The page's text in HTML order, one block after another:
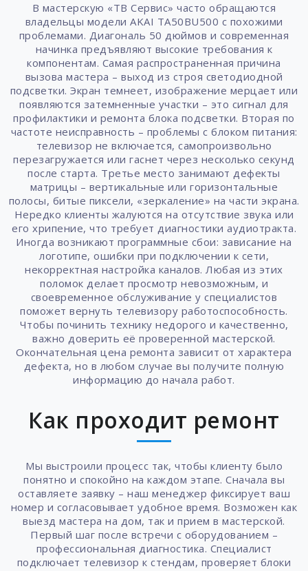
В мастерскую «ТВ Сервис» часто обращаются
владельцы модели AKAI TA50BU500 с похожими
проблемами. Диагональ 50 дюймов и современная
начинка предъявляют высокие требования к
компонентам. Самая распространенная причина
вызова мастера – выход из строя светодиодной
подсветки. Экран темнеет, изображение мерцает или
появляются затемненные участки – это сигнал для
профилактики и ремонта блока подсветки. Вторая по
частоте неисправность – проблемы с блоком питания:
телевизор не включается, самопроизвольно
перезагружается или гаснет через несколько секунд
после старта. Третье место занимают дефекты
матрицы – вертикальные или горизонтальные
полосы, битые пиксели, «зеркаление» на части экрана.
Нередко клиенты жалуются на отсутствие звука или
его хрипение, что требует диагностики аудиотракта.
Иногда возникают программные сбои: зависание на
логотипе, ошибки при подключении к сети,
некорректная настройка каналов. Любая из этих
поломок делает просмотр невозможным, и
своевременное обслуживание у специалистов
поможет вернуть телевизору работоспособность.
Чтобы починить технику недорого и качественно,
важно доверить её проверенной мастерской.
Окончательная цена ремонта зависит от характера
дефекта, но в любом случае вы получите полную
информацию до начала работ.
Как проходит ремонт
Мы выстроили процесс так, чтобы клиенту было
понятно и спокойно на каждом этапе. Сначала вы
оставляете заявку – наш менеджер фиксирует ваш
номер и согласовывает удобное время. Возможен как
выезд мастера на дом, так и прием в мастерской.
Первый шаг после встречи с оборудованием –
профессиональная диагностика. Специалист
подключает телевизор к стендам, проверяет блоки